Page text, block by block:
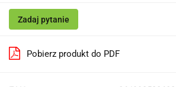
Zadaj pytanie
Pobierz produkt do PDF